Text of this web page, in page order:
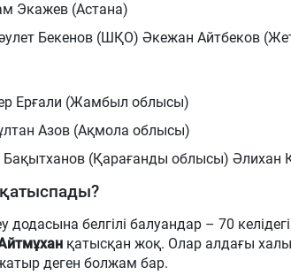
Экажев (Астана)
Бекенов (ШҚО) Әкежан Айтбеков
Ерғали (Жамбыл облысы)
Азов (Ақмола облысы)
Бақытханов (Қарағанды облысы)
додасына белгілі балуандар – 70 келідегі
қатысқан жоқ. Олар алдағы
деген болжам бар.